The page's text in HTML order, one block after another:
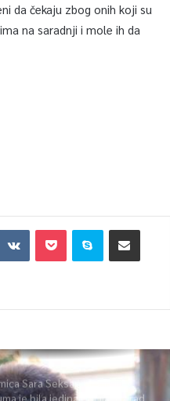
da čekaju zbog onih koji su
na saradnji i mole ih da
Sara Seksan u emisiji
je bila jedina opcija, uz rad